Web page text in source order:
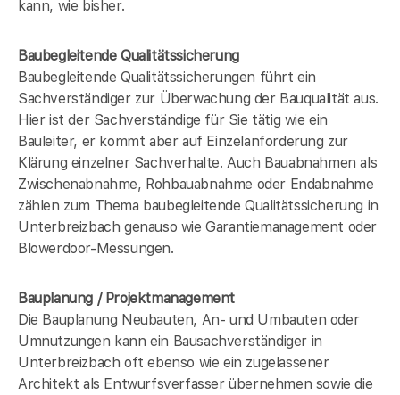
kann, wie bisher.
Baubegleitende Qualitätssicherung
Baubegleitende Qualitätssicherungen führt ein
Sachverständiger zur Überwachung der Bauqualität aus.
Hier ist der Sachverständige für Sie tätig wie ein
Bauleiter, er kommt aber auf Einzelanforderung zur
Klärung einzelner Sachverhalte. Auch Bauabnahmen als
Zwischenabnahme, Rohbauabnahme oder Endabnahme
zählen zum Thema baubegleitende Qualitätssicherung in
Unterbreizbach genauso wie Garantiemanagement oder
Blowerdoor-Messungen.
Bauplanung / Projektmanagement
Die Bauplanung Neubauten, An- und Umbauten oder
Umnutzungen kann ein Bausachverständiger in
Unterbreizbach oft ebenso wie ein zugelassener
Architekt als Entwurfsverfasser übernehmen sowie die